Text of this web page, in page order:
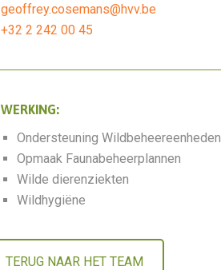
geoffrey.cosemans@hvv.be
+32 2 242 00 45
WERKING:
Ondersteuning Wildbeheereenheden
Opmaak Faunabeheerplannen
Wilde dierenziekten
Wildhygiëne
TERUG NAAR HET TEAM